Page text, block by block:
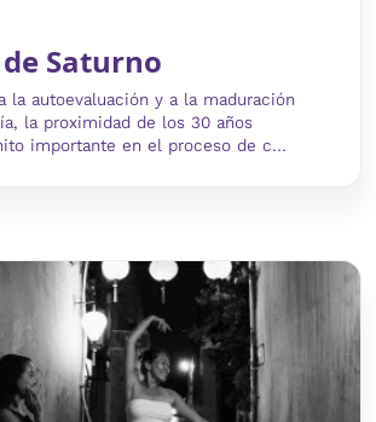
Saturno
la autoevaluación y a la maduración
la proximidad de los 30 años
importante en el proceso de c...